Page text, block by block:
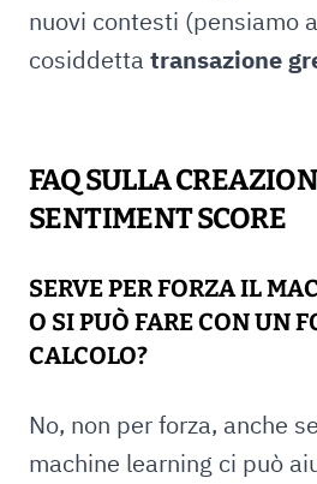
nuovi contesti (pensiamo
cosiddetta transazione
FAQ SULLA
SENTIMENT SCORE
SERVE PER FORZA IL
O SI PUÒ FARE CON UN
CALCOLO?
No, non per forza, anche
machine learning ci può